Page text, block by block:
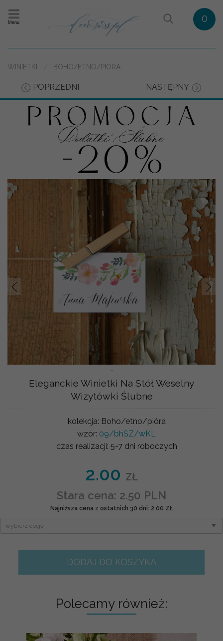
Menu 0
WINIETKI BOHO/ETNO/PIÓRA
POPRZEDNI NASTĘPNY
-
Prev
Eleganckie Winietki Na Stół Weselny
Wizytówki Ślubne
kolekcja: Boho/etno/pióra
wzór: 09/bhSZ/wKL
czas realizacji: 5-7 dni roboczych
2.00 ZŁ
Stara cena: 2.50 PLN
Najniższa cena z ostatnich 30 dni: 2.00 ZŁ
DODAJ DO KOSZYKA
Polecamy również: